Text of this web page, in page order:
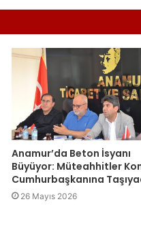
Anamur’da Beton İsyanı
Büyüyor: Müteahhitler
Cumhurbaşkanına
26 Mayıs 2026